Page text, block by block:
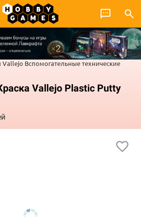
Vallejo Вспомогательные технические
Vallejo Plastic Putty